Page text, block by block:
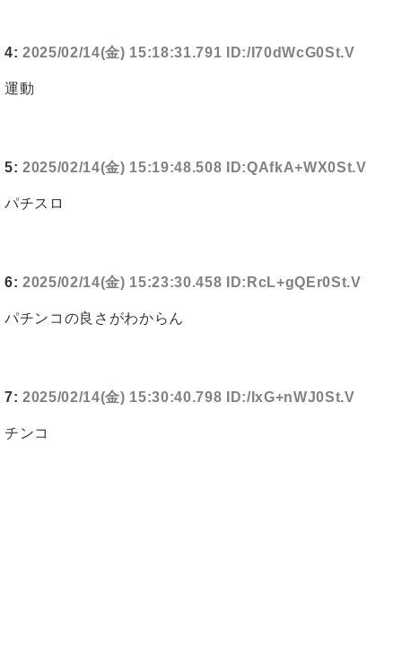
4: 2025/02/14(金) 15:18:31.791 ID:/I70dWcG0St.V
運動
5: 2025/02/14(金) 15:19:48.508 ID:QAfkA+WX0St.V
パチスロ
6: 2025/02/14(金) 15:23:30.458 ID:RcL+gQEr0St.V
パチンコの良さがわからん
7: 2025/02/14(金) 15:30:40.798 ID:/IxG+nWJ0St.V
チンコ